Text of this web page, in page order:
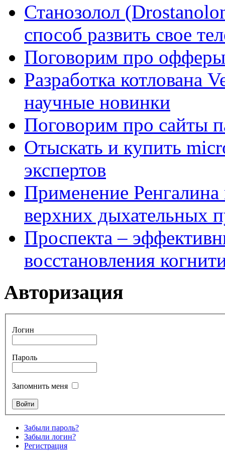
Станозолол
способ развить свое
Поговорим про
Разработка котлована
научные новинки
Поговорим про сайты
Отыскать и купить
экспертов
Применение Ренгалина
верхних дыхательных
Проспекта –
восстановления
Авторизация
Логин
Пароль
Запомнить меня
Забыли пароль?
Забыли логин?
Регистрация